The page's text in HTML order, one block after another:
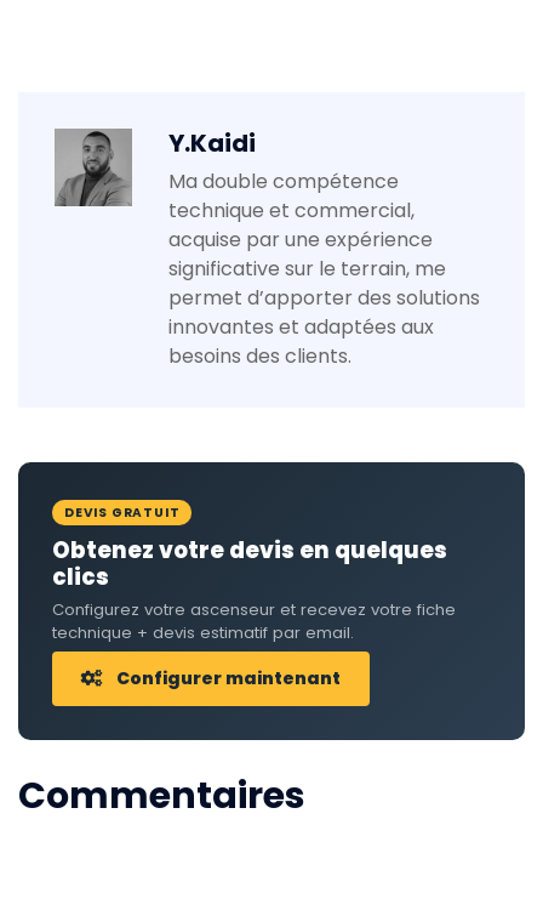
Y.Kaidi
Ma double compétence
technique et commercial,
acquise par une expérience
significative sur le terrain, me
permet d’apporter des solutions
innovantes et adaptées aux
besoins des clients.
DEVIS GRATUIT
Obtenez votre devis en quelques
clics
Configurez votre ascenseur et recevez votre fiche
technique + devis estimatif par email.
Configurer maintenant
Commentaires